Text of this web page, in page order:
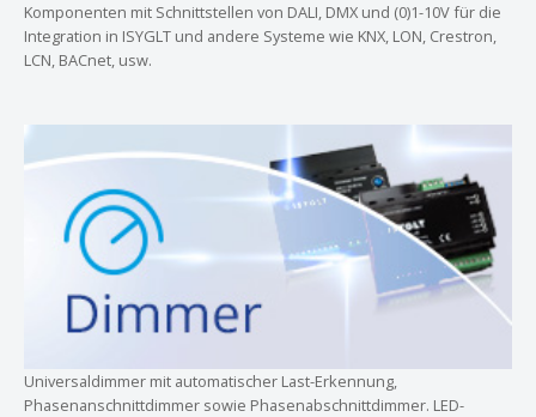
Komponenten mit Schnittstellen von DALI, DMX und (0)1-10V für die
Integration in ISYGLT und andere Systeme wie KNX, LON, Crestron,
LCN, BACnet, usw.
Universaldimmer mit automatischer Last-Erkennung,
Phasenanschnittdimmer sowie Phasenabschnittdimmer. LED-